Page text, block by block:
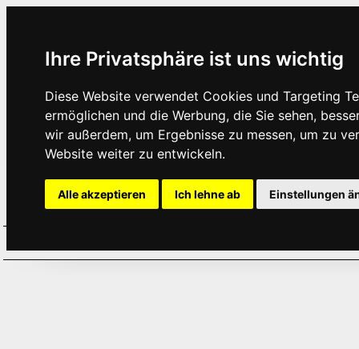
Ihre Privatsphäre ist uns wichtig
Diese Website verwendet Cookies und Targeting
ermöglichen und die Werbung, die Sie sehen,
wir außerdem, um Ergebnisse zu messen, um zu
Website weiter zu entwickeln.
Alle akzeptieren Ich lehne ab Einstellungen